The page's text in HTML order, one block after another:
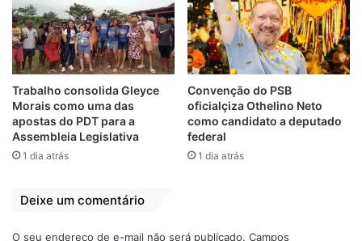
carinho muito especial por este município
que me deu mais de 7 mil votos, na Alema,
vocês podem contar sempre com o nosso
mandato”, disse.
Já o presidente da Câmara Municipal de
São Luís, vereador Paulo Victor, falou da
união do grupo liderado pelo governador
certeza, que o nosso grupo está unido,
Trabalho consolida Gleyce
Morais como uma das
apostas do PDT para a
Assembleia Legislativa
1 dia atrás
Convenção do PSB
oficialçiza Othelino Neto
como candidato a deputado
federal
1 dia atrás
Deixe um comentário
O seu endereço de e-mail não será publicado. Campos